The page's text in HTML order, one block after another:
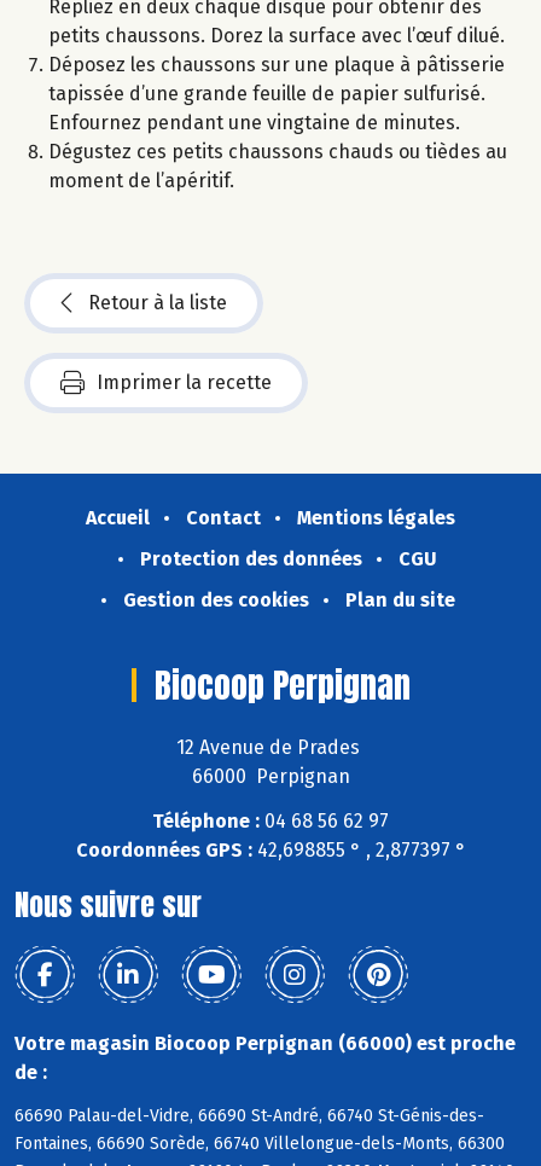
Repliez en deux chaque disque pour obtenir des
petits chaussons. Dorez la surface avec l’œuf dilué.
Déposez les chaussons sur une plaque à pâtisserie
tapissée d’une grande feuille de papier sulfurisé.
Enfournez pendant une vingtaine de minutes.
Dégustez ces petits chaussons chauds ou tièdes au
moment de l’apéritif.
Retour à la liste
Imprimer la recette
Accueil Contact
Mentions légales
Protection des données
CGU
Gestion des cookies
Plan du site
Biocoop Perpignan
12 Avenue de Prades
66000 Perpignan
Téléphone : 04 68 56 62 97
Coordonnées GPS :42,698855 ° , 2,877397 °
Nous suivre sur
Votre magasin Biocoop Perpignan (66000) est proche
de :
66690 Palau-del-Vidre, 66690 St-André, 66740 St-Génis-des-
Fontaines, 66690 Sorède, 66740 Villelongue-dels-Monts, 66300